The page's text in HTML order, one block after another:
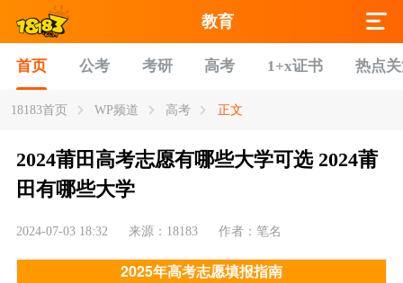
教育
首页 公考 考研 高考 1+x证书 热点
18183首页 WP频道 高考 正文
2024莆田高考志愿有哪些大学可选 2024莆
田有哪些大学
2024-07-03 18:32 来源：18183 作者：笔名
2025年高考志愿填报指南